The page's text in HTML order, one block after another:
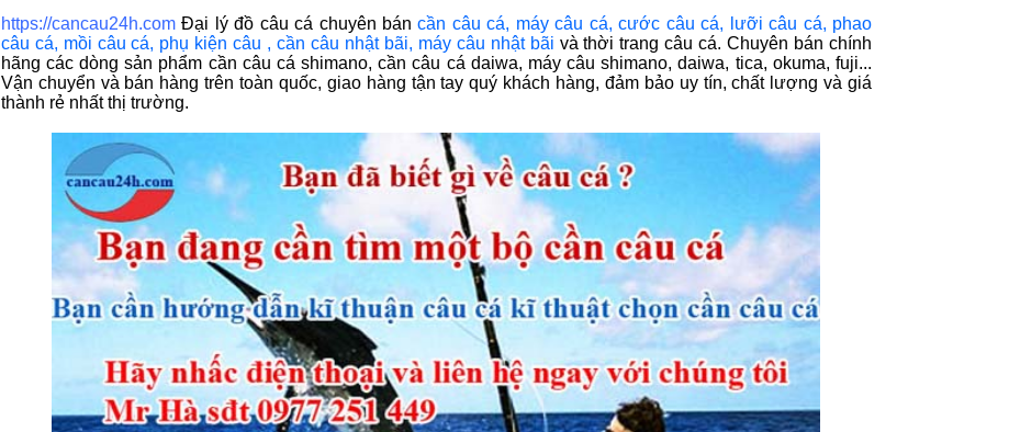
https://cancau24h.comĐại lý đồ câu cá chuyên báncần câu cá, máy câu cá,cước câu cá, lưỡi câu cá, phao
câu cá, mồi câu cá, phụ kiện câu ,cần câu nhật bãi, máy câu nhật bãi và thời trang câu cá. Chuyên bán chính
hãng các dòng sản phẩm cần câu cá shimano, cần câu cá daiwa, máy câu shimano, daiwa, tica, okuma, fuji...
Vận chuyển và bán hàng trên toàn quốc, giao hàng tận tay quý khách hàng, đảm bảo uy tín, chất lượng và giá
thành rẻ nhất thị trường.